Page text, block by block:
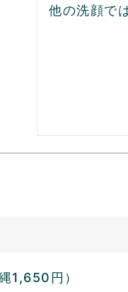
他の洗顔で
1,650円）